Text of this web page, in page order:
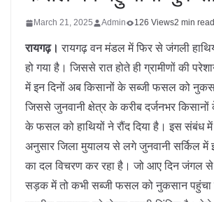
March 21, 2025 Admin 126 Views2 min read
रायगढ़। रायगढ़ वन मंडल में फिर से जंगली
हो गया है। जिससे रात होते ही ग्रामीणों की
में इन दिनों अब किसानों के सब्जी फसल को
जिससे जुनवानी क्षेत्र के करीब दर्जनभर
के फसल को हाथियों ने रौंद दिया है। इस संबंध में
अनुसार जिला मुयालय से लगे जुनवानी सर्किल में
का दल विचरण कर रहा है। जो आए दिन जंगल
सड़क में तो कभी सब्जी फसल को नुकसान